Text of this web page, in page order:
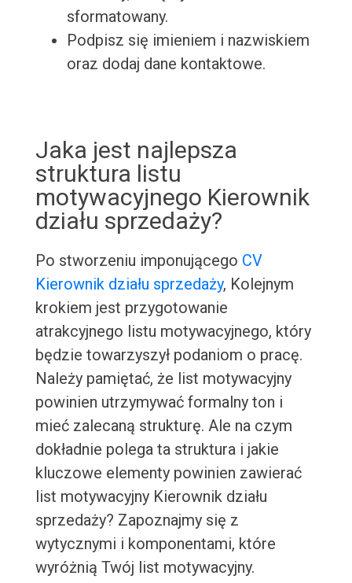
sformatowany.
Podpisz się imieniem i nazwiskiem
oraz dodaj dane kontaktowe.
Jaka jest najlepsza
struktura listu
motywacyjnego Kierownik
działu sprzedaży?
Po stworzeniu imponującego CV
Kierownik działu sprzedaży, Kolejnym
krokiem jest przygotowanie
atrakcyjnego listu motywacyjnego, który
będzie towarzyszył podaniom o pracę.
Należy pamiętać, że list motywacyjny
powinien utrzymywać formalny ton i
mieć zalecaną strukturę. Ale na czym
dokładnie polega ta struktura i jakie
kluczowe elementy powinien zawierać
list motywacyjny Kierownik działu
sprzedaży? Zapoznajmy się z
wytycznymi i komponentami, które
wyróżnią Twój list motywacyjny.